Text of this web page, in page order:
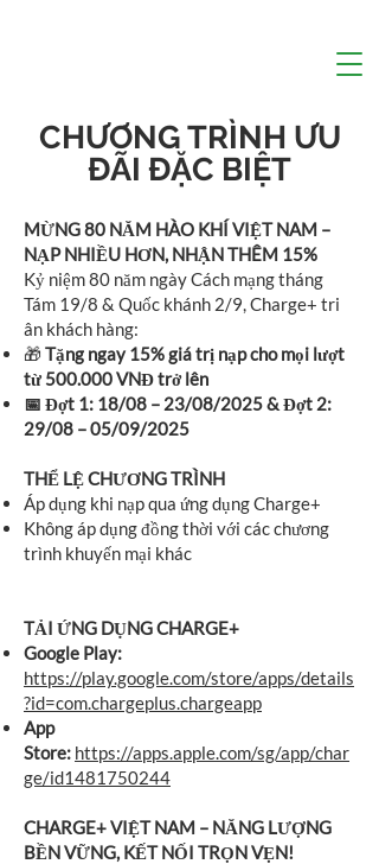
CHƯƠNG TRÌNH ƯU
ĐÃI ĐẶC BIỆT
MỪNG 80 NĂM HÀO KHÍ VIỆT NAM –
NẠP NHIỀU HƠN, NHẬN THÊM 15%
Kỷ niệm 80 năm ngày Cách mạng tháng
Tám 19/8 & Quốc khánh 2/9, Charge+ tri
ân khách hàng:
🎁 Tặng ngay 15% giá trị nạp cho mọi lượt
từ 500.000 VNĐ trở lên
📅 Đợt 1: 18/08 – 23/08/2025 & Đợt 2:
29/08 – 05/09/2025
THỂ LỆ CHƯƠNG TRÌNH
Áp dụng khi nạp qua ứng dụng Charge+
Không áp dụng đồng thời với các chương
trình khuyến mại khác
TẢI ỨNG DỤNG CHARGE+
Google Play:
https://play.google.com/store/apps/details
?id=com.chargeplus.chargeapp
App
Store: https://apps.apple.com/sg/app/char
ge/id1481750244
CHARGE+ VIỆT NAM – NĂNG LƯỢNG
BỀN VỮNG, KẾT NỐI TRỌN VẸN!